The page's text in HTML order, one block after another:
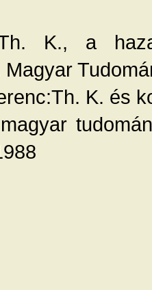
K., a
K. és